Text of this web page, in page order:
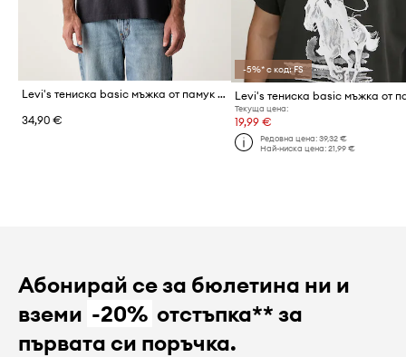
Levi's тениска basic мъжка от памук RELAXED FIT TEE
34,90 €
-5%* с код: FS
Текуща цена:
19,99 €
Редовна цена: 39,32 €
Най-ниска цена: 21,99 €
Абонирай се за бюлетина ни и
вземи -20% отстъпка** за
първата си поръчка.